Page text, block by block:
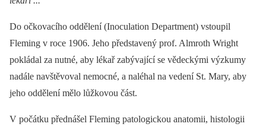
Do očkovacího oddělení (Inoculation Department) vstoupil
Fleming v roce 1906. Jeho představený prof. Almroth Wright
pokládal za nutné, aby lékař zabývající se vědeckými výzkumy
nadále navštěvoval nemocné, a naléhal na vedení St. Mary, aby
jeho oddělení mělo lůžkovou část.
V počátku přednášel Fleming patologickou anatomii, histologii